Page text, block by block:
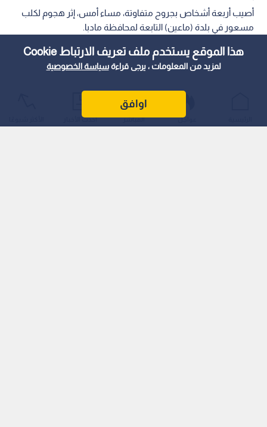
هذا الموقع يستخدم ملف تعريف الارتباط Cookie
لمزيد من المعلومات ، يرجى قراءةسياسة الخصوصية
اوافق
أصيب أربعة أشخاص بجروح متفاوتة، مساء أمس، إثر هجوم لكلب
مسعور في بلدة (ماعين) التابعة لمحافظة مادبا.
عواجل المباشر أحدث الأخبار